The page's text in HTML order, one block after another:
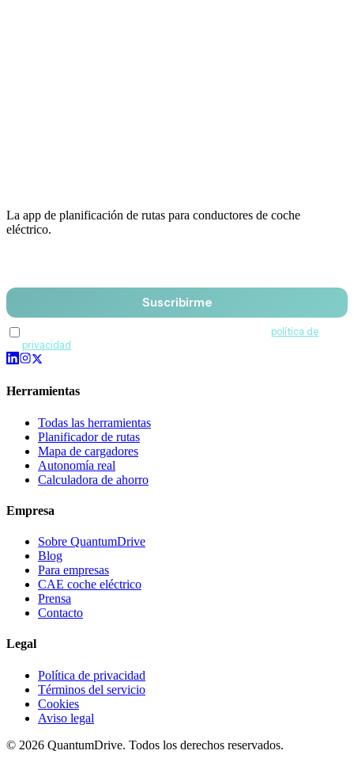
La app de planificación de rutas para conductores de coche
eléctrico.
Suscribirme
política de
privacidad
Herramientas
Todas las herramientas
Planificador de rutas
Mapa de cargadores
Autonomía real
Calculadora de ahorro
Empresa
Sobre QuantumDrive
Blog
Para empresas
CAE coche eléctrico
Prensa
Contacto
Legal
Política de privacidad
Términos del servicio
Cookies
Aviso legal
© 2026 QuantumDrive. Todos los derechos reservados.